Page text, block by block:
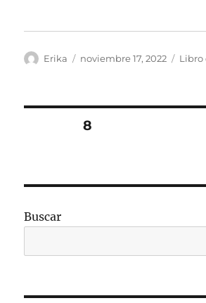
Autor
Erika
Publicado
noviembre 17, 2022 Libro
Paginación
entradas
PÁGINA8
Buscar